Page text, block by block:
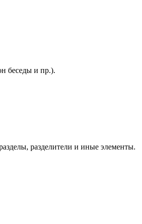
беседы и пр.).
разделители и иные элементы.